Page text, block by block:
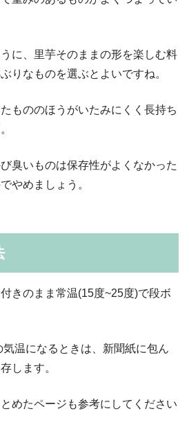
に、里芋そのままの形を楽しむ料
りなものを選ぶとよいですね。
もののほうがいたみにくく長持ち
臭いものは保存性がよくなかった
やめましょう。
きのまま常温(15度~25度)で段ボ
温になるときは、新聞紙に包ん
します。
めたページも参考にしてください